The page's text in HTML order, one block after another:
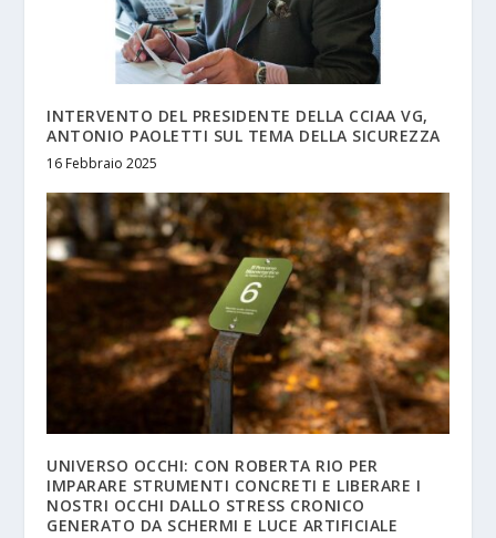
INTERVENTO DEL PRESIDENTE DELLA CCIAA VG,
ANTONIO PAOLETTI SUL TEMA DELLA SICUREZZA
16 Febbraio 2025
UNIVERSO OCCHI: CON ROBERTA RIO PER
IMPARARE STRUMENTI CONCRETI E LIBERARE I
NOSTRI OCCHI DALLO STRESS CRONICO
GENERATO DA SCHERMI E LUCE ARTIFICIALE